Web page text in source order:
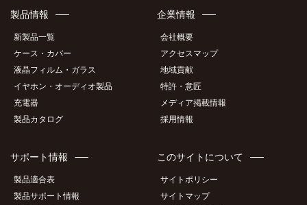
製品情報
新製品一覧
ケース・カバー
液晶フィルム・ガラス
イヤホン・オーディオ製品
充電器
製品カタログ
企業情報
会社概要
アクセスマップ
地域貢献
特許・意匠
メディア掲載情報
採用情報
サポート情報
製品適合表
製品サポート情報
このサイトについて
サイトポリシー
サイトマップ